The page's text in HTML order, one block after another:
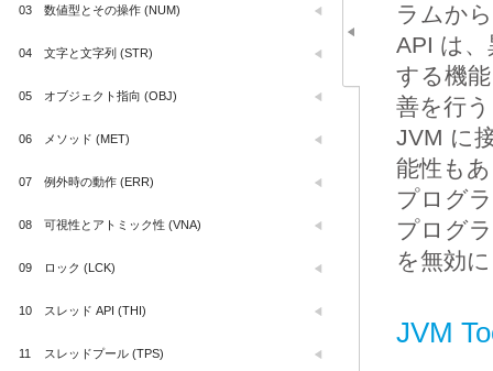
ラムか
API は
する機
善を行
JVM に
能性も
プログ
プログ
を無効
JVM
03 数値型とその操作 (NUM)
04 文字と文字列 (STR)
05 オブジェクト指向 (OBJ)
06 メソッド (MET)
07 例外時の動作 (ERR)
08 可視性とアトミック性 (VNA)
09 ロック (LCK)
10 スレッド API (THI)
11 スレッドプール (TPS)